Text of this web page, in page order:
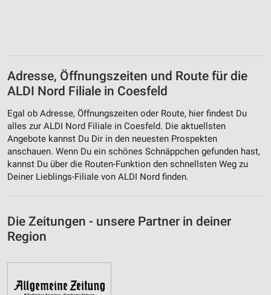
Adresse, Öffnungszeiten und Route für die
ALDI Nord Filiale in Coesfeld
Egal ob Adresse, Öffnungszeiten oder Route, hier findest Du
alles zur ALDI Nord Filiale in Coesfeld. Die aktuellsten
Angebote kannst Du Dir in den neuesten Prospekten
anschauen. Wenn Du ein schönes Schnäppchen gefunden hast,
kannst Du über die Routen-Funktion den schnellsten Weg zu
Deiner Lieblings-Filiale von ALDI Nord finden.
Die Zeitungen - unsere Partner in deiner
Region